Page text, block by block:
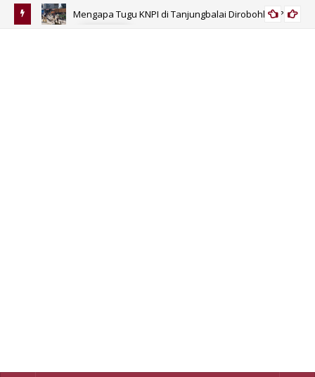
Mengapa Tugu KNPI di Tanjungbalai Dirobohkan?